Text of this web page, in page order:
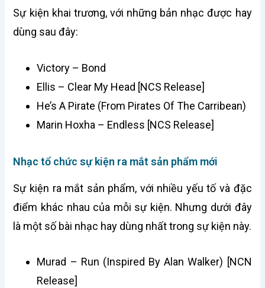
Sự kiện khai trương, với những bản nhạc được hay
dùng sau đây:
Victory – Bond
Ellis – Clear My Head [NCS Release]
He’s A Pirate (From Pirates Of The Carribean)
Marin Hoxha – Endless [NCS Release]
Nhạc tổ chức sự kiện ra mắt sản phẩm mới
Sự kiện ra mắt sản phẩm, với nhiều yếu tố và đặc
điểm khác nhau của mỗi sự kiện. Nhưng dưới đây
là một số bài nhạc hay dùng nhất trong sự kiện này.
Murad – Run (Inspired By Alan Walker) [NCN
Release]